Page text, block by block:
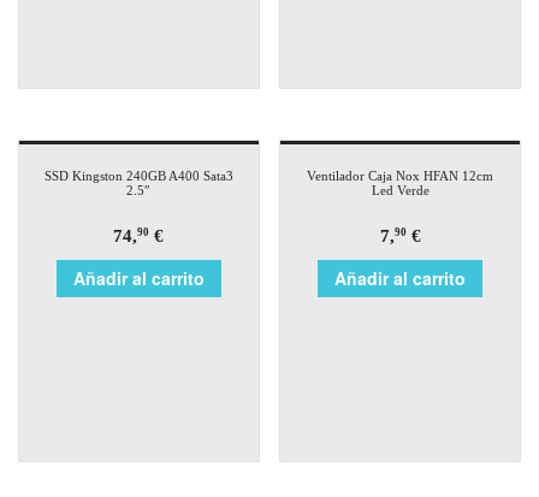
SSD Kingston 240GB A400 Sata3
2.5″
74,90 €
Añadir al carrito
Ventilador Caja Nox HFAN 12cm
Led Verde
7,90€
Añadir al carrito